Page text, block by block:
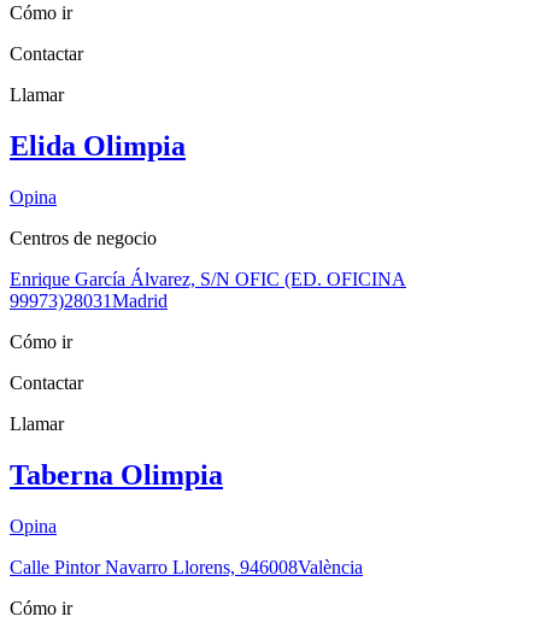
Cómo ir
Contactar
Llamar
Elida Olimpia
Opina
Centros de negocio
Enrique García Álvarez, S/N OFIC (ED. OFICINA
99973)28031Madrid
Cómo ir
Contactar
Llamar
Taberna Olimpia
Opina
Calle Pintor Navarro Llorens, 946008València
Cómo ir